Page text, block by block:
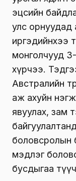
эцсийн
улс
иргэдийнхээ
монголчууд
хүрчээ.
Австралийн
аж ахуйн
явуулах, зам
байгуулалтанд
боловсролын
мэдлэг
бусдыгаа